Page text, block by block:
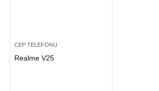
CEP TELEFONU
Realme V25